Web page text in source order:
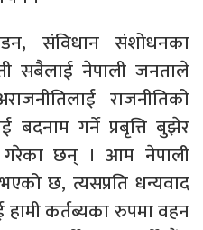
संविधान संशोधनका
सबैलाई नेपाली जनताले
राजनीतिको
गर्ने प्रबृत्ति बुझेर
गरेका छन् । आम नेपाली
छ, त्यसप्रति धन्यवाद
हामी कर्तब्यका रुपमा वहन